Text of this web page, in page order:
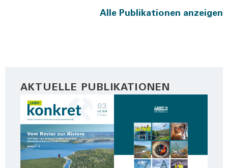
Alle Publi­ka­tio­nen anzei­gen
AKTUELLE PUBLIKATIONEN